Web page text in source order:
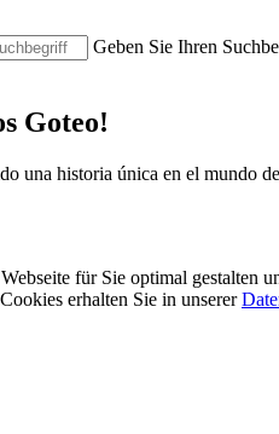
Geben Sie Ihren
Goteo!
una historia única en el mundo
für Sie optimal gestalten
erhalten Sie in unserer